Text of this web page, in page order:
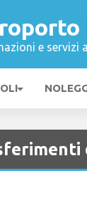
e servizi